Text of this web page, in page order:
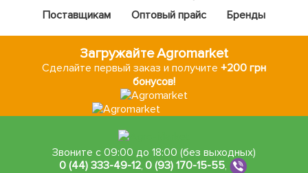
Поставщикам
Оптовый прайс Бренды
Загружайте Agromarket
Сделайте первый заказ и получите +200 грн
бонусов!
Звоните с 09:00 до 18:00 (без выходных)
0 (44) 333-49-12,0 (93) 170-15-55,